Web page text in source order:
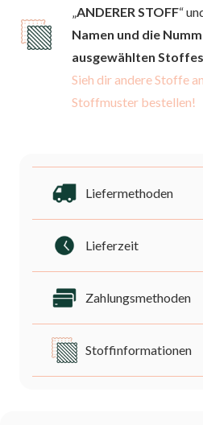
Stoff
Menge
„ANDERER STOFF“
Namen und die
ausgewählten Stoffes
Sieh dir andere Stoffe
Stoffmuster bestellen!
Liefermethoden
Lieferzeit
Zahlungsmethoden
Stoffinformationen